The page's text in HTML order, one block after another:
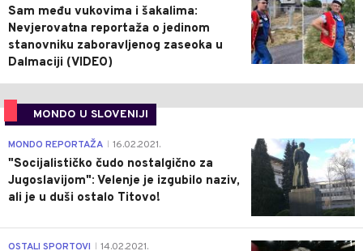
Sam među vukovima i šakalima:
Nevjerovatna reportaža o jedinom
stanovniku zaboravljenog zaseoka u
Dalmaciji (VIDEO)
MONDO U SLOVENIJI
4
MONDO REPORTAŽA 16.02.2021.
"Socijalističko čudo nostalgično za
Jugoslavijom": Velenje je izgubilo naziv,
ali je u duši ostalo Titovo!
1
OSTALI SPORTOVI 14.02.2021.